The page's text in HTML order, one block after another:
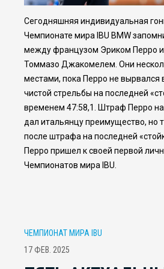
Сегодняшняя индивидуальная
Чемпионате мира IBU BMW
между французом Эриком Перро
Томмазо Джакомелем. Они
местами, пока Перро не вырвался
чистой стрельбы на последней
временем 47:58,1. Штраф Перро на
дал итальянцу преимущество, но
после штрафа на последней
Перро пришел к своей первой
Чемпионатов мира IBU.
ЧЕМПИОНАТ МИРА IBU
17 ФЕВ. 2025